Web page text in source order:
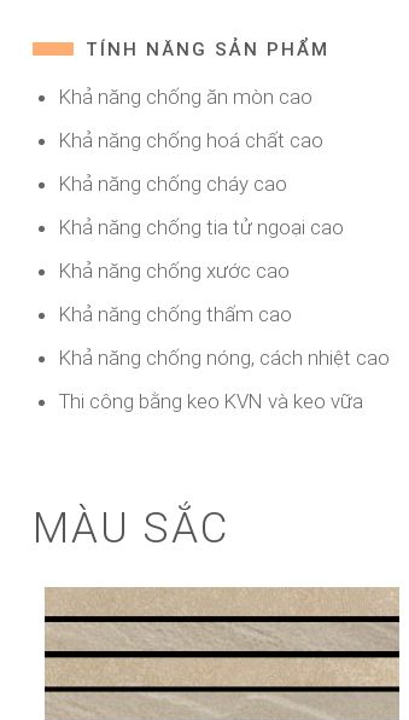
TÍNH NĂNG SẢN PHẨM
Khả năng chống ăn mòn cao
Khả năng chống hoá chất cao
Khả năng chống cháy cao
Khả năng chống tia tử ngoại cao
Khả năng chống xước cao
Khả năng chống thấm cao
Khả năng chống nóng, cách nhiệt cao
Thi công bằng keo KVN và keo vữa
MÀU SẮC